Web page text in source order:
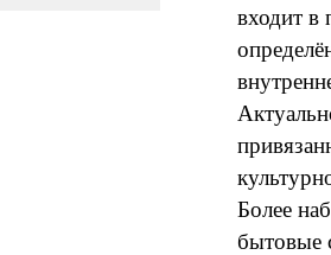
входит в
Более
бытовые